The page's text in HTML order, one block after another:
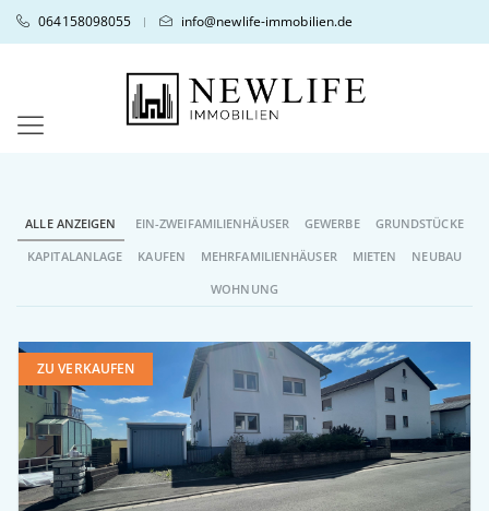
064158098055 | info@newlife-immobilien.de
ALLE ANZEIGEN EIN-ZWEIFAMILIENHÄUSER GEWERBE
GRUNDSTÜCKE
KAPITALANLAGE
KAUFEN MEHRFAMILIENHÄUSER MIETEN
NEUBAU
WOHNUNG
ZU VERKAUFEN
weitere Details